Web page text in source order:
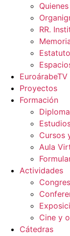
RR.
EuroárabeTV
Proyectos
Formación
Cursos
Aula
Actividades
Cine y
Cátedras